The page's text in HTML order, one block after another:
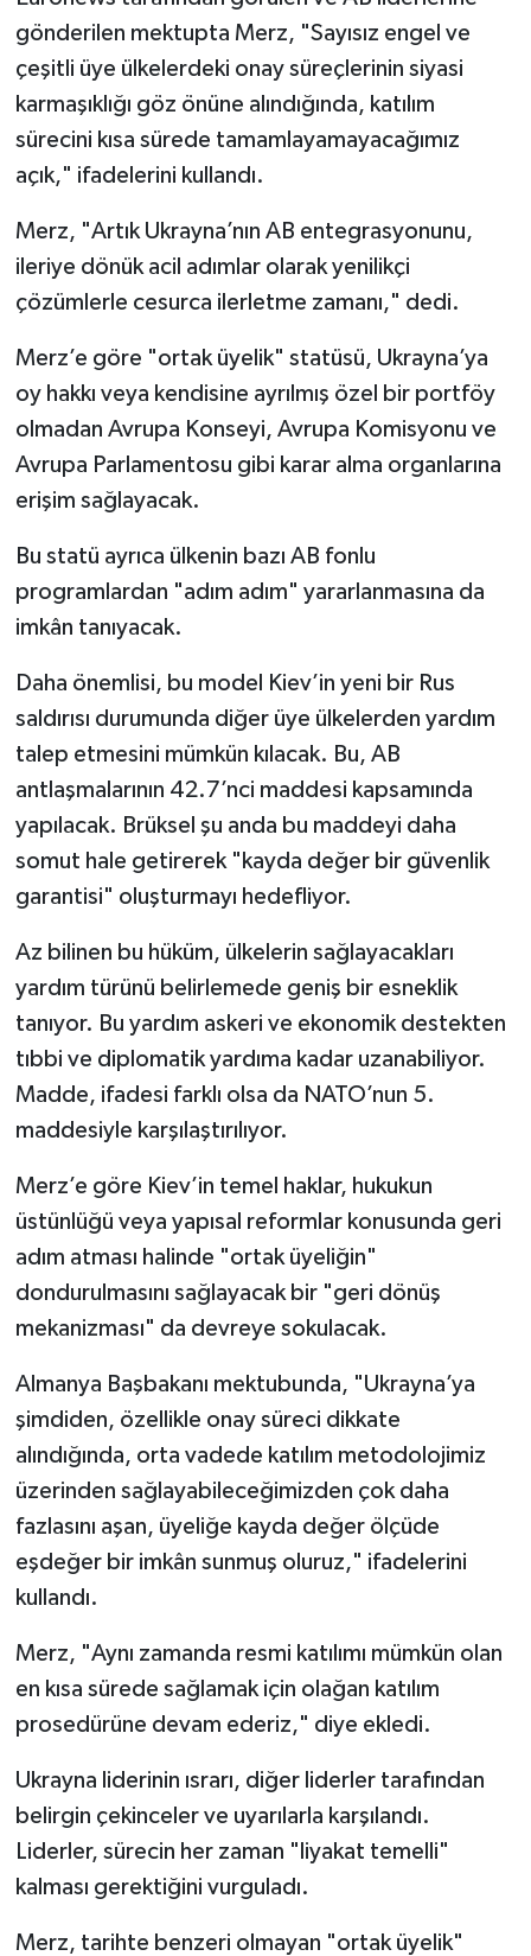
gönderilen mektupta Merz, "Sayısız engel ve
çeşitli üye ülkelerdeki onay süreçlerinin siyasi
karmaşıklığı göz önüne alındığında, katılım
sürecini kısa sürede tamamlayamayacağımız
açık," ifadelerini kullandı.
Merz, "Artık Ukrayna’nın AB entegrasyonunu,
ileriye dönük acil adımlar olarak yenilikçi
çözümlerle cesurca ilerletme zamanı," dedi.
Merz’e göre "ortak üyelik" statüsü, Ukrayna’ya
oy hakkı veya kendisine ayrılmış özel bir portföy
olmadan Avrupa Konseyi, Avrupa Komisyonu ve
Avrupa Parlamentosu gibi karar alma organlarına
erişim sağlayacak.
Bu statü ayrıca ülkenin bazı AB fonlu
programlardan "adım adım" yararlanmasına da
imkân tanıyacak.
Daha önemlisi, bu model Kiev’in yeni bir Rus
saldırısı durumunda diğer üye ülkelerden yardım
talep etmesini mümkün kılacak. Bu, AB
antlaşmalarının 42.7’nci maddesi kapsamında
yapılacak. Brüksel şu anda bu maddeyi daha
somut hale getirerek "kayda değer bir güvenlik
garantisi" oluşturmayı hedefliyor.
Az bilinen bu hüküm, ülkelerin sağlayacakları
yardım türünü belirlemede geniş bir esneklik
tanıyor. Bu yardım askeri ve ekonomik destekten
tıbbi ve diplomatik yardıma kadar uzanabiliyor.
Madde, ifadesi farklı olsa da NATO’nun 5.
maddesiyle karşılaştırılıyor.
Merz’e göre Kiev’in temel haklar, hukukun
üstünlüğü veya yapısal reformlar konusunda geri
adım atması halinde "ortak üyeliğin"
dondurulmasını sağlayacak bir "geri dönüş
mekanizması" da devreye sokulacak.
Almanya Başbakanı mektubunda, "Ukrayna’ya
şimdiden, özellikle onay süreci dikkate
alındığında, orta vadede katılım metodolojimiz
üzerinden sağlayabileceğimizden çok daha
fazlasını aşan, üyeliğe kayda değer ölçüde
eşdeğer bir imkân sunmuş oluruz," ifadelerini
kullandı.
Merz, "Aynı zamanda resmi katılımı mümkün olan
en kısa sürede sağlamak için olağan katılım
prosedürüne devam ederiz," diye ekledi.
Ukrayna liderinin ısrarı, diğer liderler tarafından
belirgin çekinceler ve uyarılarla karşılandı.
Liderler, sürecin her zaman "liyakat temelli"
kalması gerektiğini vurguladı.
Merz, tarihte benzeri olmayan "ortak üyelik"